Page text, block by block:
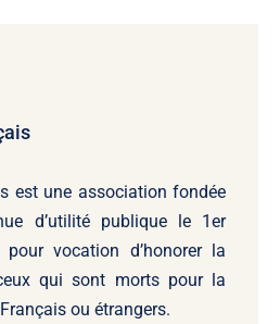
est une association fondée
d’utilité publique le 1er
vocation d’honorer la
qui sont morts pour la
ou étrangers.